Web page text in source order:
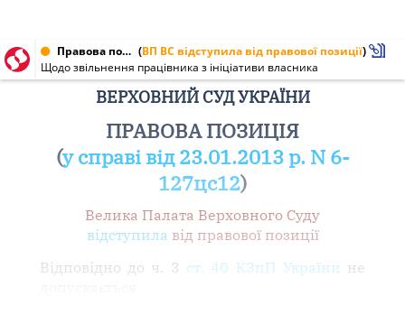
Правова позиція від 23.01.2013 № 6-127цс12 (ВП ВС відступила від правової позиції)
Щодо звільнення працівника з ініціативи власника
ВЕРХОВНИЙ СУД УКРАЇНИ
ПРАВОВА ПОЗИЦІЯ
(у справі від 23.01.2013 р. N 6-
127цс12)
Велика Палата Верховного Суду
відступила від правової позиції
Відповідно до ч. 3 ст. 40 КЗпП України не